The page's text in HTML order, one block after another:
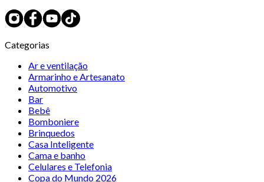
Categorias
Ar e ventilação
Armarinho e Artesanato
Automotivo
Bar
Bebê
Bomboniere
Brinquedos
Casa Inteligente
Cama e banho
Celulares e Telefonia
Copa do Mundo 2026